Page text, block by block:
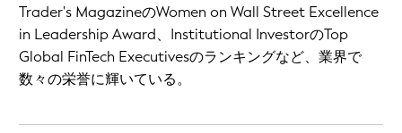
Trader's MagazineのWomen on Wall Street Excellence
in Leadership Award、Institutional InvestorのTop
Global FinTech Executivesのランキングなど、業界で
数々の栄誉に輝いている。